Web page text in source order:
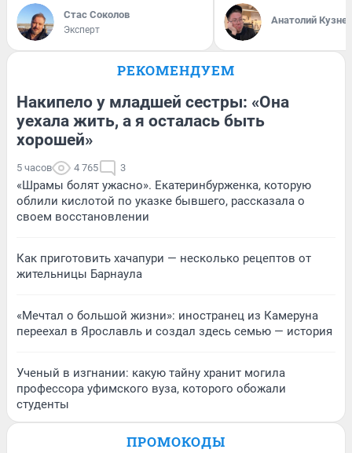
Стас Соколов
Эксперт
Анатолий
РЕКОМЕНДУЕМ
Накипело у младшей сестры: «Она
уехала жить, а я осталась быть
хорошей»
5 часов 4 765 3
«Шрамы болят ужасно». Екатеринбурженка, которую
облили кислотой по указке бывшего, рассказала о
своем восстановлении
Как приготовить хачапури — несколько рецептов от
жительницы Барнаула
«Мечтал о большой жизни»: иностранец из Камеруна
переехал в Ярославль и создал здесь семью — история
Ученый в изгнании: какую тайну хранит могила
профессора уфимского вуза, которого обожали
студенты
ПРОМОКОДЫ